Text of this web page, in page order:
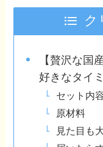
ク
【贅沢な国
好きなタイ
セット内
原材料
見た目も